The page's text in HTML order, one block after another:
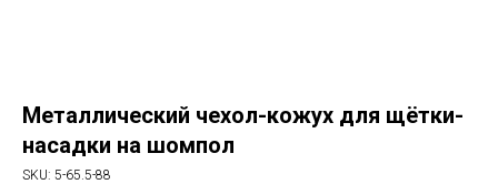
Металлический чехол-кожух для щётки-
насадки на шомпол
SKU: 5-65.5-88